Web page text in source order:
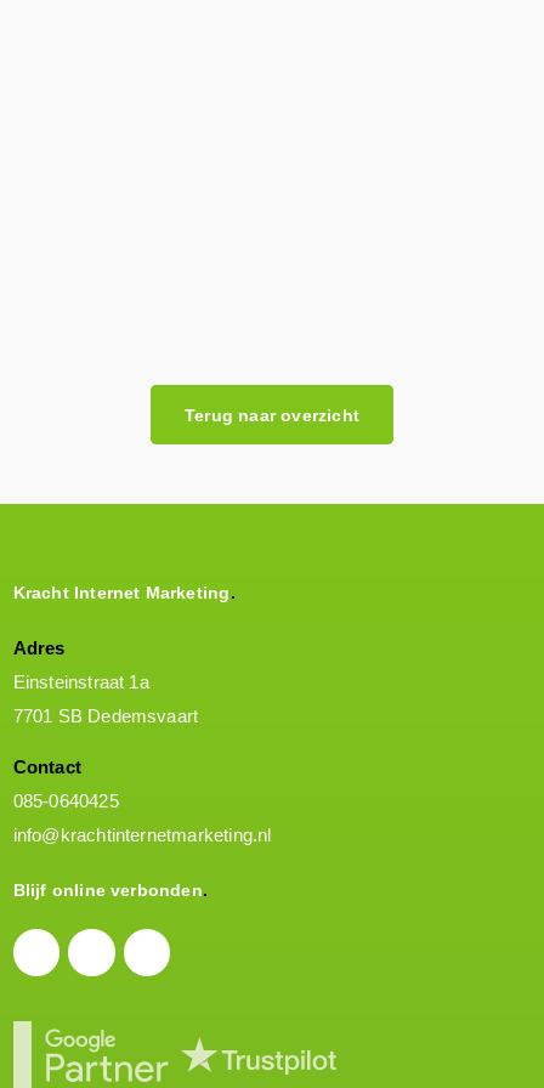
Terug naar overzicht
Kracht Internet Marketing
Adres
Einsteinstraat 1a
7701 SB Dedemsvaart
Contact
085-0640425
info@krachtinternetmarketing.nl
Blijf online verbonden